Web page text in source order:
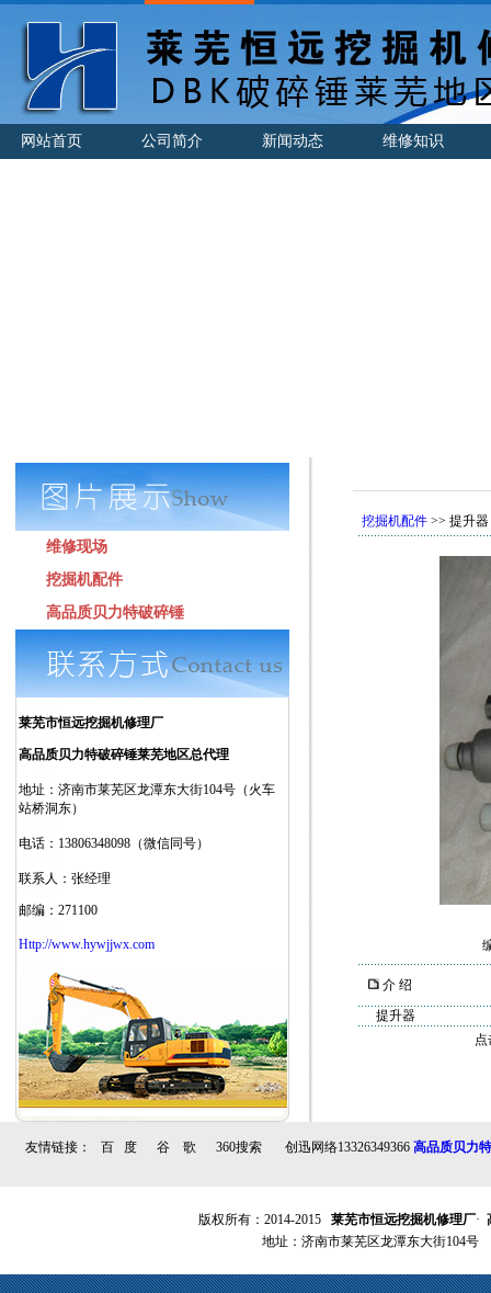
网站首页 公司简介 新闻动态 维修知识
维修现场
挖掘机配件
高品质贝力特破碎锤
莱芜市恒远挖掘机修理厂
高品质贝力特破碎锤莱芜地区总代理
地址：济南市莱芜区龙潭东大街104号（火车
站桥洞东）
电话：13806348098（微信同号）
联系人：张经理
邮编：271100
Http://www.hywjjwx.com
挖掘机配件>> 提升器
介 绍
提升器
点
友情链接： 百 度 谷 歌 360搜索 创迅网络13326349366 高品质贝力
版权所有：2014-2015 莱芜市恒远挖掘机修理厂·
地址：济南市莱芜区龙潭东大街104